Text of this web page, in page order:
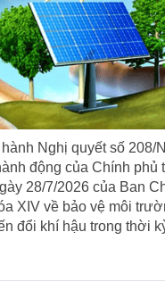
Nghị quyết số 208/
động của Chính phủ
28/7/2026 của Ban
XIV về bảo vệ môi
đổi khí hậu trong thời